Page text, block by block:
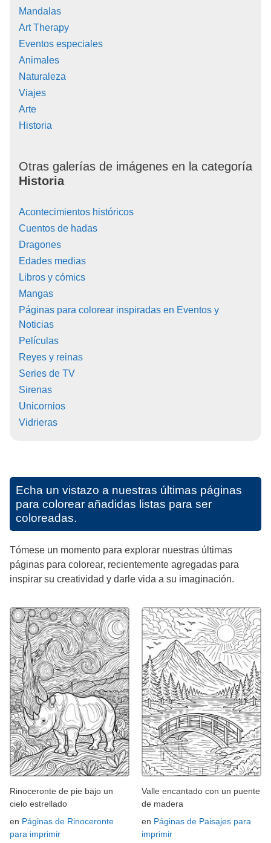
Mandalas
Art Therapy
Eventos especiales
Animales
Naturaleza
Viajes
Arte
Historia
Otras galerías de imágenes en la categoría
Historia
Acontecimientos históricos
Cuentos de hadas
Dragones
Edades medias
Libros y cómics
Mangas
Páginas para colorear inspiradas en Eventos y
Noticias
Películas
Reyes y reinas
Series de TV
Sirenas
Unicornios
Vidrieras
Echa un vistazo a nuestras últimas páginas
para colorear añadidas listas para ser
coloreadas.
Tómese un momento para explorar nuestras últimas
páginas para colorear, recientemente agregadas para
inspirar su creatividad y darle vida a su imaginación.
Rinoceronte de pie bajo un
cielo estrellado
en Páginas de Rinoceronte
para imprimir
Valle encantado con un puente
de madera
en Páginas de Paisajes para
imprimir